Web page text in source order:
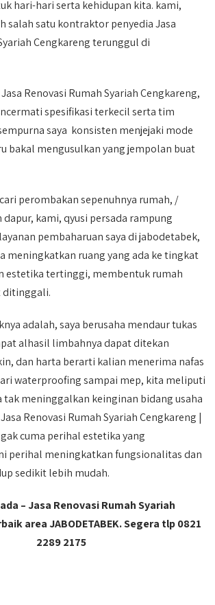
hari-hari serta kehidupan kita. kami,
salah satu kontraktor penyedia Jasa
Cengkareng terunggul di
Renovasi Rumah Syariah Cengkareng,
spesifikasi terkecil serta tim
saya konsisten menjejaki mode
bakal mengusulkan yang jempolan buat
perombakan sepenuhnya rumah, /
dapur, kami, qyusi persada rampung
pembaharuan saya di jabodetabek,
meningkatkan ruang yang ada ke tingkat
estetika tertinggi, membentuk rumah
ditinggali.
adalah, saya berusaha mendaur tukas
alhasil limbahnya dapat ditekan
dan harta berarti kalian menerima nafas
waterproofing sampai mep, kita meliputi
tak meninggalkan keinginan bidang usaha
Renovasi Rumah Syariah Cengkareng |
cuma perihal estetika yang
perihal meningkatkan fungsionalitas dan
sedikit lebih mudah.
– Jasa Renovasi Rumah Syariah
area JABODETABEK. Segera tlp 0821
2289 2175